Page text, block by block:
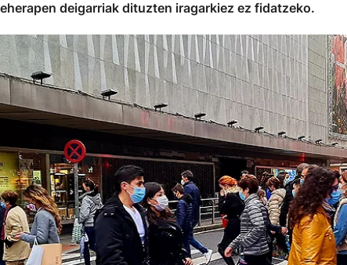
deigarriak dituzten iragarkiez ez fidatzeko.